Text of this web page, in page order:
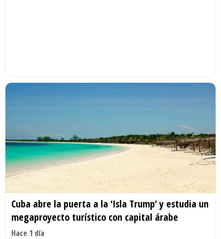
Cuba abre la puerta a la ‘Isla Trump’ y estudia un
megaproyecto turístico con capital árabe
Hace 1 día